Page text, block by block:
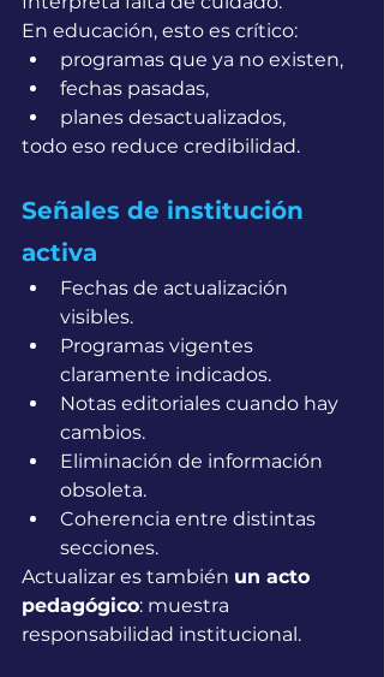
En educación, esto es crítico:
programas que ya no existen,
fechas pasadas,
planes desactualizados,
todo eso reduce credibilidad.
Señales de institución
activa
Fechas de actualización
visibles.
Programas vigentes
claramente indicados.
Notas editoriales cuando hay
cambios.
Eliminación de información
obsoleta.
Coherencia entre distintas
secciones.
Actualizar es también un acto
pedagógico: muestra
responsabilidad institucional.